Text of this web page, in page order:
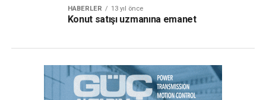
HABERLER 13 yıl önce
Konut satışı uzmanına emanet